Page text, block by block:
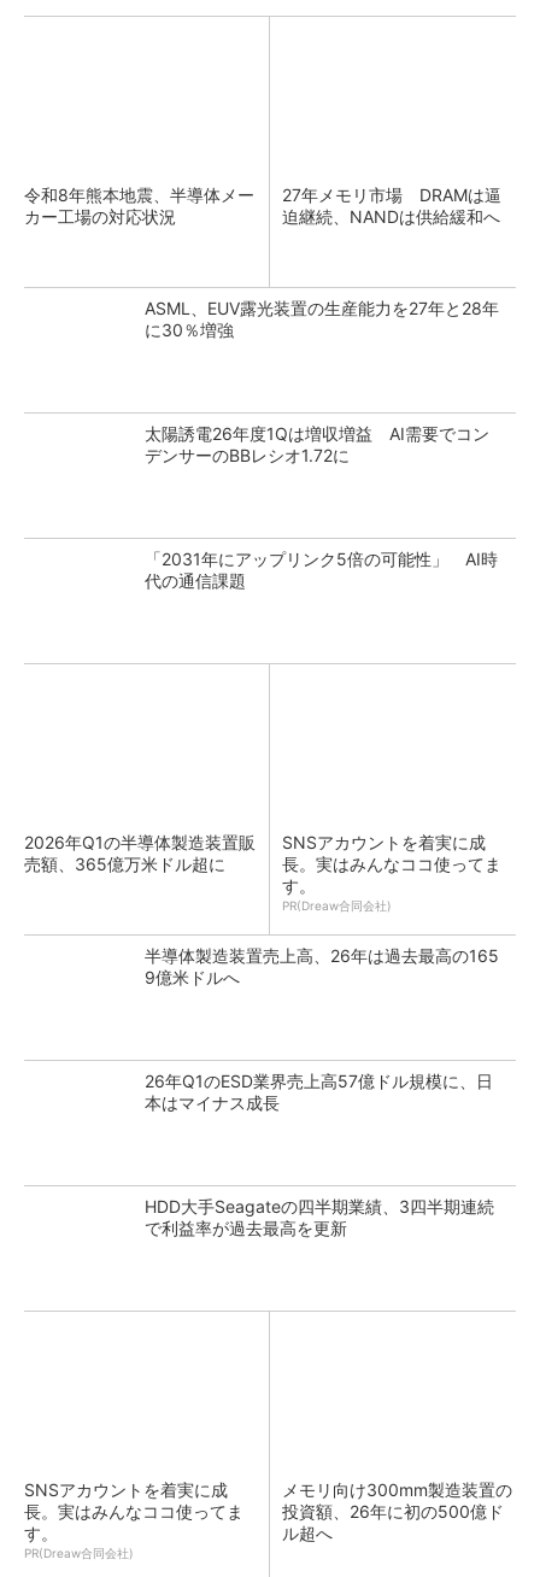
令和8年熊本地震、半導体メー
カー工場の対応状況
27年メモリ市場 DRAMは逼
迫継続、NANDは供給緩和へ
ASML、EUV露光装置の生産能力を27年と28年
に30％増強
太陽誘電26年度1Qは増収増益 AI需要でコン
デンサーのBBレシオ1.72に
「2031年にアップリンク5倍の可能性」 AI時
代の通信課題
2026年Q1の半導体製造装置販
売額、365億万米ドル超に
SNSアカウントを着実に成
長。実はみんなココ使ってま
す。
PR(Dreaw合同会社)
半導体製造装置売上高、26年は過去最高の165
9億米ドルへ
26年Q1のESD業界売上高57億ドル規模に、日
本はマイナス成長
HDD大手Seagateの四半期業績、3四半期連続
で利益率が過去最高を更新
SNSアカウントを着実に成
長。実はみんなココ使ってま
す。
PR(Dreaw合同会社)
メモリ向け300mm製造装置の
投資額、26年に初の500億ド
ル超へ